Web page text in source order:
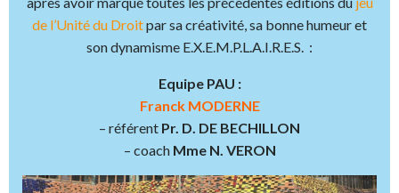
de l’Unité du Droitpar sa créativité, sa bonne humeur et
son dynamisme E.X.E.M.P.L.A.I.R.E.S. :
Equipe PAU :
Franck MODERNE
– référent Pr. D. DE BECHILLON
– coachMme N. VERON